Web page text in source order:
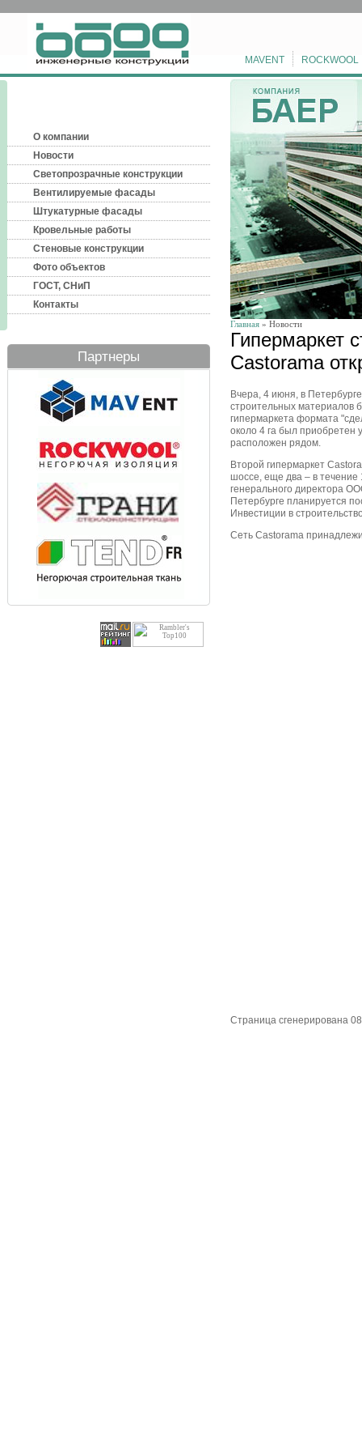
MAVENT ROCKWOOL
О компании
Новости
Светопрозрачные конструкции
Вентилируемые фасады
Штукатурные фасады
Кровельные работы
Стеновые конструкции
Фото объектов
ГОСТ, СНиП
Контакты
Партнеры
Главная » Новости
Гипермаркет
Castorama
Вчера, 4 июня, в
строительных материалов
гипермаркета формата
около 4 га был приобретен
расположен рядом.
Второй гипермаркет
шоссе, еще два – в течение
генерального директора
Петербурге планируется
Инвестиции в
Сеть Castorama
Страница сгенерирована